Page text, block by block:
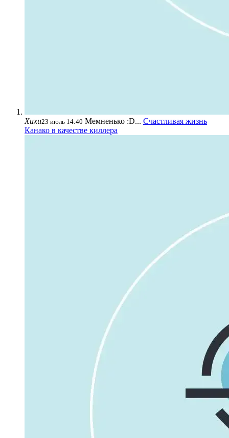
Хихи23 июль 14:40 Мемненько :D... Счастливая жизнь
Канако в качестве киллера